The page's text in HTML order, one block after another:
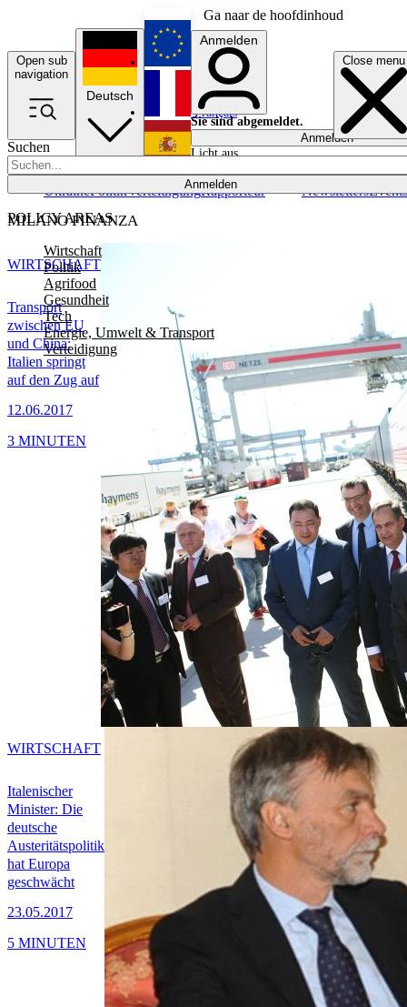
Ga naar de hoofdinhoud
Open sub
navigation
Close menu
Suchen
Anmelden
POLICY AREAS
Wirtschaft
Politik
Agrifood
Gesundheit
Tech
Energie, Umwelt & Transport
Verteidigung
UkrainePolitikVerteidigungRapporteur NewslettersEvents
Deutsch
English
Français
Anmelden
Sie sind abgemeldet.
Anmelden
Licht aus
MILANO FINANZA
Transport
zwischen EU
und China:
Italien springt
auf den Zug auf
12.06.2017
WIRTSCHAFT
3 MINUTEN
Italenischer
Minister: Die
deutsche
Austeritätspolitik
hat Europa
geschwächt
23.05.2017
WIRTSCHAFT
5 MINUTEN